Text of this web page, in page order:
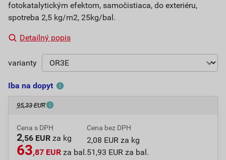
fotokatalytickým efektom, samočistiaca, do exteriéru,
spotreba 2,5 kg/m2, 25kg/bal.
Detailný popis
varianty
Iba na dopyt
95,33 EUR
Cena s DPH
2,56 EUR za kg
63,87 EUR za bal.
Cena bez DPH
2,08 EUR za kg
51,93 EUR za bal.